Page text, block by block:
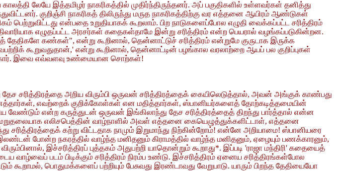
லேயே இத்தமிழர் நாகரிகத்தில் முதிர்ந்திருந்தனர். அப் பகுதிகளில் உள்ளவர்கள் தனித்து
குறிஞ்சி நாகரிகத் திலிருந்து மருத நாகரிகத்திற்கு வர எத்தனை ஆயிரம் ஆண்டுகள்
என்பதை உறுதியாகக் கூறலாம். பிற நாடுகளைப்போல எழுதி வைக்கப்பட்ட சரித்திரம்
எழுதப்பட்ட அரசர்கள் கதைகள்தாமே இன்று சரித்திரம் என்ற பெயரால் வழங்கப்படுகின்றன.
தேதிகளே கண்கள்", என்று கூறினால், தென்னாட்டுச் சரித்திரம் என்றுமே குருடாக இருக்க
கூறுவதுதான்,' என்று கூறினால், தென்னாட்டின் பழங்கால வரலாற்றை ஆயப் பல குறிப்புகள்
ஐயங்கார். இவை எவ்வளவு உண்மையான சொற்கள்!
சரித்திரத்தை அறிய விரும்பி ஒருவன் சரித்திரத்தைக் கையிலெடுத்தால், அவன் அங்குக் காண்பது
எவற்றைக் குறிக்கோள்கள் என மதித்தார்கள், ஸ்பானியர்களைத் தோற்கடித்தமையின்
என்ற கருத்துடன் ஒருவன் இங்கிலாந்து தேச சரித்திரத்தைத் திறந்து பார்த்தால் என்ன
மறுதலையாக எலிசபெத்தின் வாழ்நாளில் அவள் எத்தனை கையெழுத்துக்களிட்டாள், எத்தனை
சரித்திரத்தைக் கற்று விட்டதாக நாமும் இறுமாந்து நிற்கின்றோம்! என்னே அறியாமை! ஸ்பானியரை
போன்ற நகரத்தில் வாழ்ந்த மனிதனும் கிராமத்தில் வாழ்ந்த மனிதனும், ஏழையும் பணக்காரனும்,
இச்சரித்திரப் புத்தகம் அதுபற்றி யாதொன்றும் கூறாது*. இப்படி 'ராஜா மந்திரி' கதையைத்
வாழ்வைப் படம் பிடிக்கும் சரித்திரம் நிரம்ப உண்டு. இச்சரித்திரம் ஏனைய சரித்திரங்கள்போல
கூறாமல், பொதுமக்களைப் பற்றியும் பேசுவது இரண்டாவது வேறுபாடு. யாரும் பிறந்த தேதியையோ